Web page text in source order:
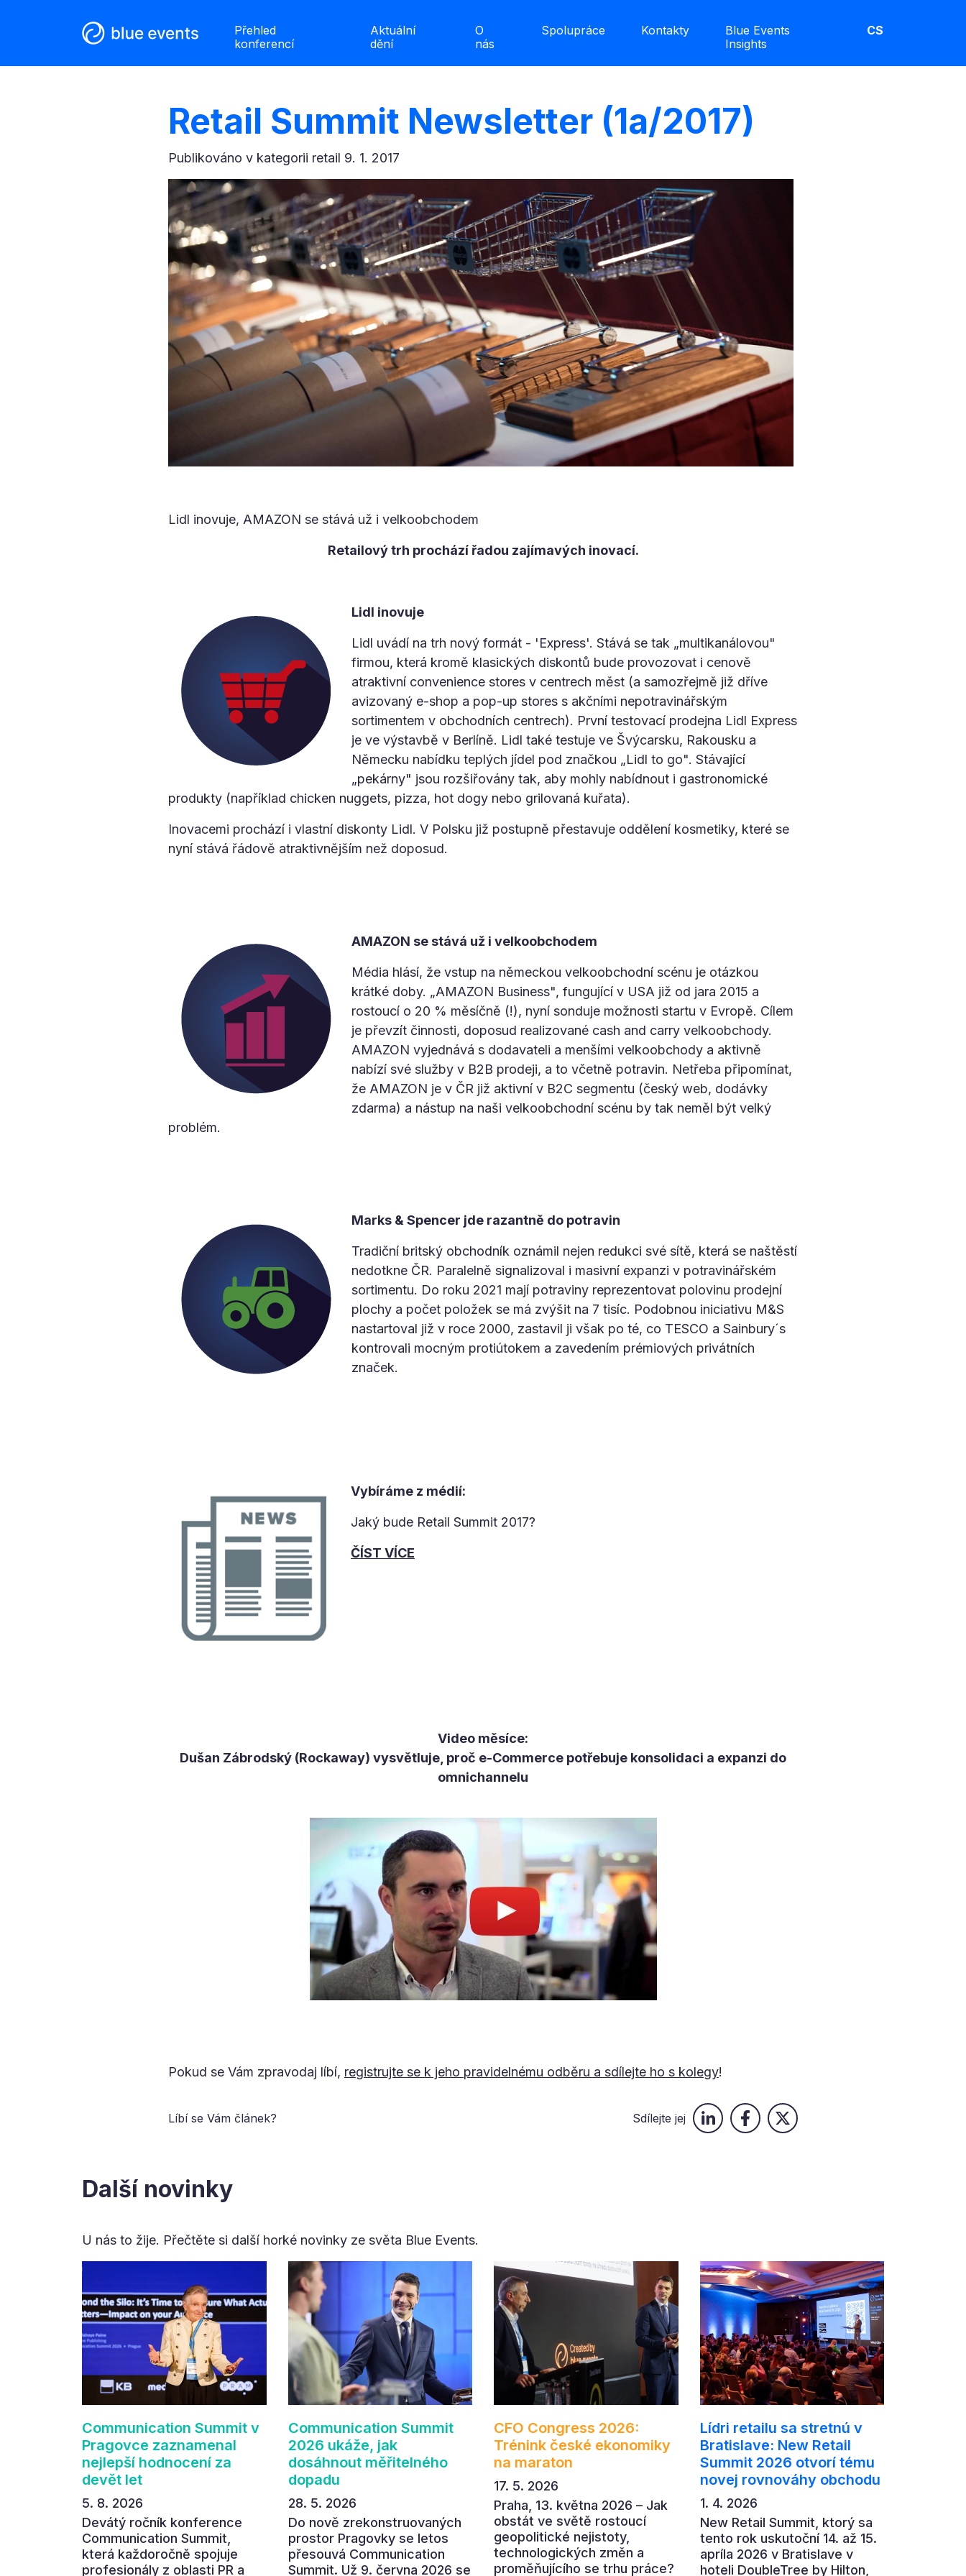
Přehled
konferencí
Aktuální
dění
O
nás
Spolupráce Kontakty
Blue Events
Insights
CS
Retail Summit Newsletter (1a/2017)
Publikováno v kategorii retail 9. 1. 2017
Lidl inovuje, AMAZON se stává už i velkoobchodem
Retailový trh prochází řadou zajímavých inovací.
Lidl inovuje
Lidl uvádí na trh nový formát - 'Express'. Stává se tak „multikanálovou"
firmou, která kromě klasických diskontů bude provozovat i cenově
atraktivní convenience stores v centrech měst (a samozřejmě již dříve
avizovaný e-shop a pop-up stores s akčními nepotravinářským
sortimentem v obchodních centrech). První testovací prodejna Lidl Express
je ve výstavbě v Berlíně. Lidl také testuje ve Švýcarsku, Rakousku a
Německu nabídku teplých jídel pod značkou „Lidl to go". Stávající
„pekárny" jsou rozšiřovány tak, aby mohly nabídnout i gastronomické
produkty (například chicken nuggets, pizza, hot dogy nebo grilovaná kuřata).
Inovacemi prochází i vlastní diskonty Lidl. V Polsku již postupně přestavuje oddělení kosmetiky, které se
nyní stává řádově atraktivnějším než doposud.
AMAZON se stává už i velkoobchodem
Média hlásí, že vstup na německou velkoobchodní scénu je otázkou
krátké doby. „AMAZON Business", fungující v USA již od jara 2015 a
rostoucí o 20 % měsíčně (!), nyní sonduje možnosti startu v Evropě. Cílem
je převzít činnosti, doposud realizované cash and carry velkoobchody.
AMAZON vyjednává s dodavateli a menšími velkoobchody a aktivně
nabízí své služby v B2B prodeji, a to včetně potravin. Netřeba připomínat,
že AMAZON je v ČR již aktivní v B2C segmentu (český web, dodávky
zdarma) a nástup na naši velkoobchodní scénu by tak neměl být velký
problém.
Marks & Spencer jde razantně do potravin
Tradiční britský obchodník oznámil nejen redukci své sítě, která se naštěstí
nedotkne ČR. Paralelně signalizoval i masivní expanzi v potravinářském
sortimentu. Do roku 2021 mají potraviny reprezentovat polovinu prodejní
plochy a počet položek se má zvýšit na 7 tisíc. Podobnou iniciativu M&S
nastartoval již v roce 2000, zastavil ji však po té, co TESCO a Sainbury´s
kontrovali mocným protiútokem a zavedením prémiových privátních
značek.
Vybíráme z médií:
Jaký bude Retail Summit 2017?
ČÍST VÍCE
Video měsíce:
Dušan Zábrodský (Rockaway) vysvětluje, proč e-Commerce potřebuje konsolidaci a expanzi do
omnichannelu
Pokud se Vám zpravodaj líbí, registrujte se k jeho pravidelnému odběru a sdílejte ho s kolegy!
Líbí se Vám článek? Sdílejte jej
Další novinky
U nás to žije. Přečtěte si další horké novinky ze světa Blue Events.
Communication Summit v
Pragovce zaznamenal
nejlepší hodnocení za
devět let
5. 8. 2026
Devátý ročník konference
Communication Summit,
která každoročně spojuje
profesionály z oblasti PR a
Communication Summit
2026 ukáže, jak
dosáhnout měřitelného
dopadu
28. 5. 2026
Do nově zrekonstruovaných
prostor Pragovky se letos
přesouvá Communication
Summit. Už 9. června 2026 se
CFO Congress 2026:
Trénink české ekonomiky
na maraton
17. 5. 2026
Praha, 13. května 2026 – Jak
obstát ve světě rostoucí
geopolitické nejistoty,
technologických změn a
proměňujícího se trhu práce?
Lídri retailu sa stretnú v
Bratislave: New Retail
Summit 2026 otvorí tému
novej rovnováhy obchodu
1. 4. 2026
New Retail Summit, ktorý sa
tento rok uskutoční 14. až 15.
apríla 2026 v Bratislave v
hoteli DoubleTree by Hilton,